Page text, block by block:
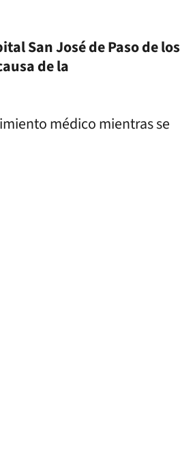
San José de Paso de los
de la
médico mientras se